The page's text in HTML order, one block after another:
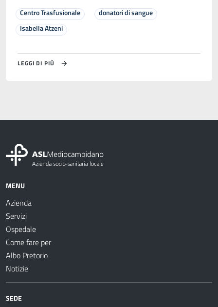
Centro Trasfusionale
donatori di sangue
Isabella Atzeni
LEGGI DI PIÙ
MENU
Azienda
Servizi
Ospedale
Come fare per
Albo Pretorio
Notizie
SEDE